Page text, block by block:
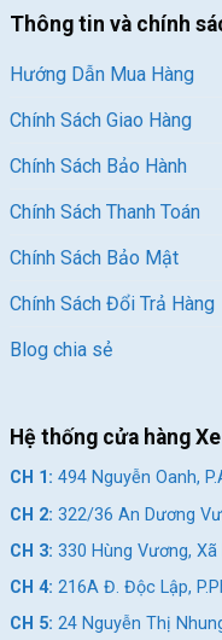
Thông tin và chính
Hướng Dẫn Mua Hàng
Chính Sách Giao Hàng
Chính Sách Bảo Hành
Chính Sách Thanh Toán
Chính Sách Bảo Mật
Chính Sách Đổi Trả Hàng
Blog chia sẻ
Hệ thống cửa hàng
CH 1: 494 Nguyễn Oanh,
CH 2: 322/36 An Dương
CH 3: 330 Hùng Vương,
CH 4: 216A Đ. Độc Lập,
CH 5: 24 Nguyễn Thị